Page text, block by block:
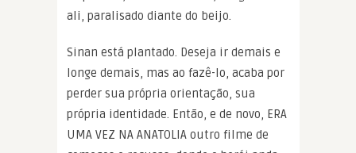
ali, paralisado diante do beijo.
Sinan está plantado. Deseja ir demais e
longe demais, mas ao fazê-lo, acaba por
perder sua própria orientação, sua
própria identidade. Então, e de novo, ERA
UMA VEZ NA ANATOLIA outro filme de